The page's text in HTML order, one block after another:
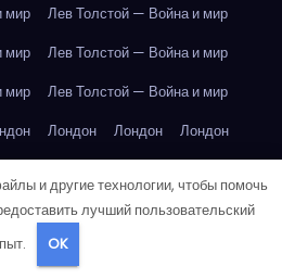
мир
Лев Толстой — Война и мир
мир
Лев Толстой — Война и мир
мир
Лев Толстой — Война и мир
Лондон Лондон
Лондон
Лондон Лондон
Лондон
Лондон
и другие технологии, чтобы помочь
лучший пользовательский
OK